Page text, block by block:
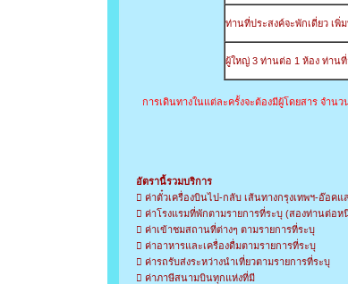
ท่านที่ประสงค์จะพักเดี่ยว เพิ่
ผู้ใหญ่ 3 ท่านต่อ 1 ห้อง
การเดินทางในแต่ละครั้งจะต้องมีผู้โดยสาร จำ
อัตรานี้รวมบริการ
 ค่าตั๋วเครื่องบินไป-กลับ เส้นทางกรุงเทพฯ-อ๊อค
 ค่าโรงแรมที่พักตามรายการที่ระบุ (สองท่านต่อห
 ค่าเข้าชมสถานที่ต่างๆ ตามรายการที่ระบุ
 ค่าอาหารและเครื่องดื่มตามรายการที่ระบุ
 ค่ารถรับส่งระหว่างนำเที่ยวตามรายการที่ระบุ
 ค่าภาษีสนามบินทุกแห่งที่มี